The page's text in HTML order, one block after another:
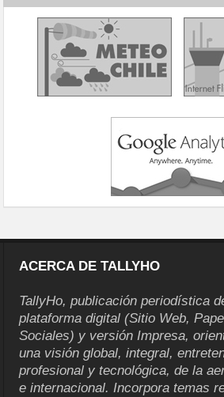
ACERCA DE TALLYHO
TallyHo, publicación periodística
plataforma digital (Sitio Web,
Sociales) y versión Impresa,
una visión global, integral,
profesional y tecnológica, de la
e internacional. Incorpora temas